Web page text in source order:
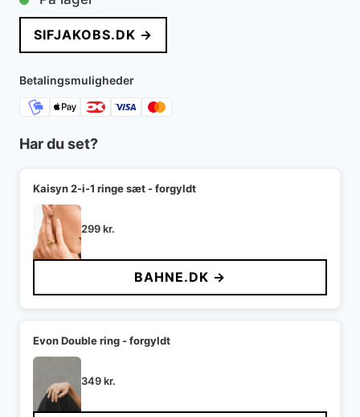
pris
var:
849 kr..
pris
er:
SIFJAKOBS.DK →
Betalingsmuligheder
Har du set?
Kaisyn 2-i-1 ringe sæt - forgyldt
299kr.
BAHNE.DK →
Evon Double ring - forgyldt
349kr.